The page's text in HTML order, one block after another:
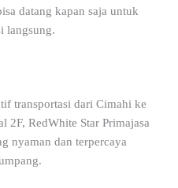
datang kapan saja untuk
langsung.
transportasi dari Cimahi ke
2F, RedWhite Star Primajasa
nyaman dan terpercaya